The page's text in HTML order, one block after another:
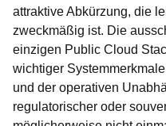
attraktive Abkürzung, die
zweckmäßig ist. Die
einzigen Public Cloud
wichtiger
und der operativen
regulatorischer oder